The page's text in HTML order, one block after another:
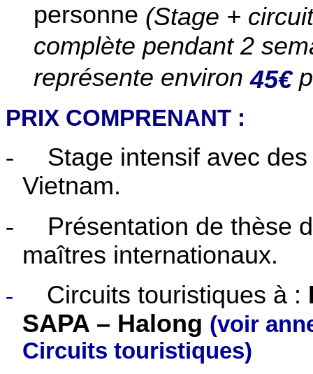
personne (Stage +
complète pendant 2
représente environ45€
PRIX COMPRENANT :
-
Stage intensif avec
Vietnam.
-
Présentation de thèse
maîtres internationaux.
- Circuits touristiques à :
SAPA – Halong (voir
Circuits touristiques)